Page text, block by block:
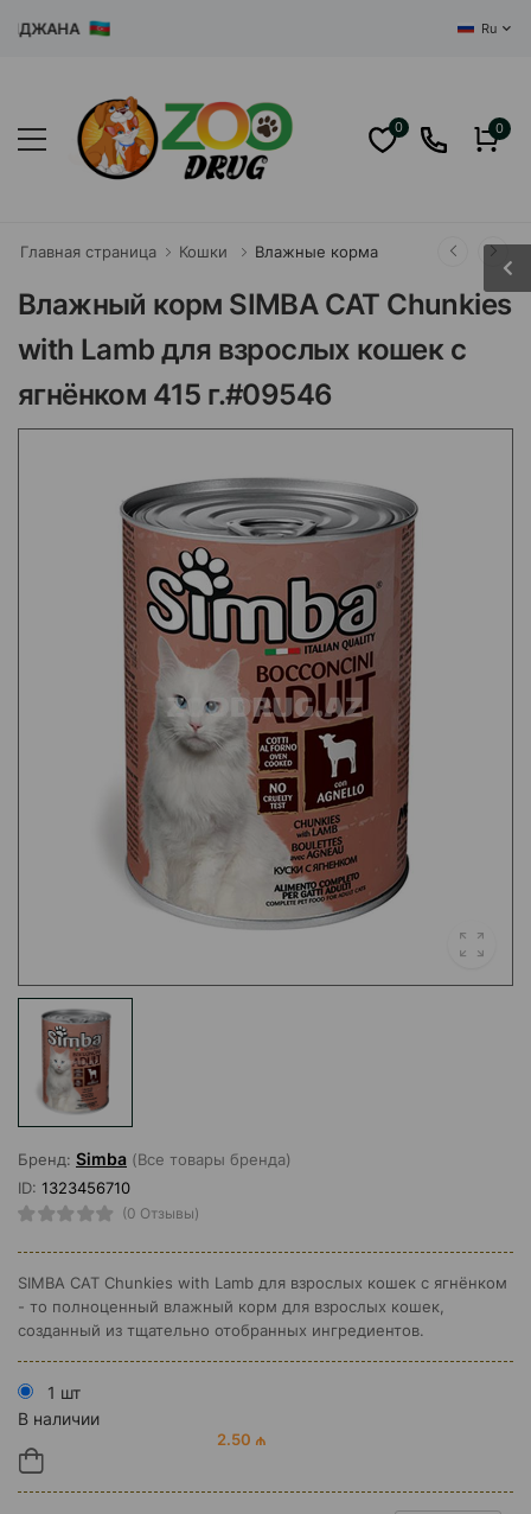
Ru
0 0
Главная страница Кошки Влажные корма
Влажный корм SIMBA CAT Chunkies
with Lamb для взрослых кошек с
ягнёнком 415 г.#09546
Бренд: Simba (Все товары бренда)
ID: 1323456710
(0 Отзывы)
SIMBA CAT Chunkies with Lamb для взрослых кошек с ягнёнком
- то полноценный влажный корм для взрослых кошек,
созданный из тщательно отобранных ингредиентов.
1 шт
В наличии
2.50 ₼